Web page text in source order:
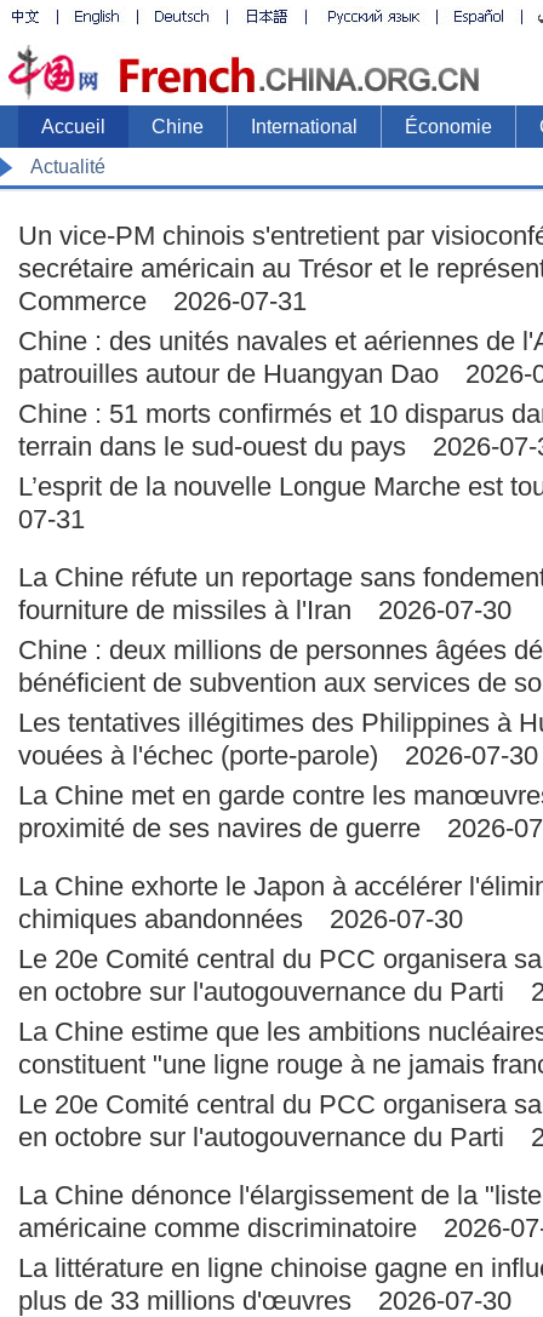
Accueil Chine International Économie
Actualité
Un vice-PM chinois s'entretient par
secrétaire américain au Trésor et le
Commerce 2026-07-31
Chine : des unités navales et aériennes de
patrouilles autour de Huangyan Dao 2026-
Chine : 51 morts confirmés et 10 disparus
terrain dans le sud-ouest du pays 2026-07-
L’esprit de la nouvelle Longue Marche est
07-31
La Chine réfute un reportage sans
fourniture de missiles à l'Iran 2026-07-30
Chine : deux millions de personnes âgées
bénéficient de subvention aux services de
Les tentatives illégitimes des Philippines à
vouées à l'échec (porte-parole) 2026-07-30
La Chine met en garde contre les
proximité de ses navires de guerre 2026-
La Chine exhorte le Japon à accélérer
chimiques abandonnées 2026-07-30
Le 20e Comité central du PCC organisera
en octobre sur l'autogouvernance du Parti
La Chine estime que les ambitions
constituent "une ligne rouge à ne jamais
Le 20e Comité central du PCC organisera
en octobre sur l'autogouvernance du Parti
La Chine dénonce l'élargissement de la
américaine comme discriminatoire 2026-
La littérature en ligne chinoise gagne en
plus de 33 millions d'œuvres 2026-07-30